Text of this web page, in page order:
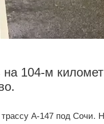
104-м
А-147 под Сочи.